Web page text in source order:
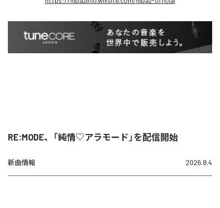
RE:MODE、「純情♡アラモード」を配信開始
新曲情報 2026.8.4